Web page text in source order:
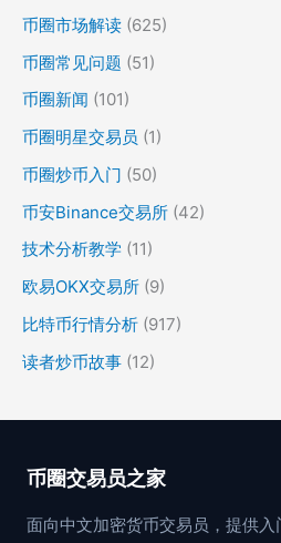
币圈市场解读 (625)
币圈常见问题 (51)
币圈新闻 (101)
币圈明星交易员 (1)
币圈炒币入门 (50)
币安Binance交易所 (42)
技术分析教学 (11)
欧易OKX交易所 (9)
比特币行情分析 (917)
读者炒币故事 (12)
币圈交易员之家
面向中文加密货币交易员，提供